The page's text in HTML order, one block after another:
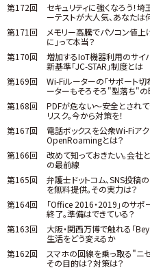
第172回
セキュリティに強くなろう！
ーテストが大人気、あなたは
第171回
メモリー高騰でパソコン値上
に」って本当？
第170回
増加するIoT機器利用のサイ
新基準「JC-STAR」制度とは
第169回
Wi-Fiルーターの「サポート切
ーターもそろそろ"型落ち"の
第168回
PDFが危ない～安全とされて
リスク。今から対策を！
第167回
電話ボックスを公衆Wi-Fiアク
OpenRoamingとは？
第166回
改めて知っておきたい。会社
の最前線
第165回
弁護士ドットコム、SNS投稿
を無料提供。その実力は？
第164回
「Office 2016・2019」のサ
終了。準備はできている？
第163回
大阪・関西万博で触れる「
生活をどう変えるか
第162回
スマホの回線を乗っ取る"
その目的は？対策は？